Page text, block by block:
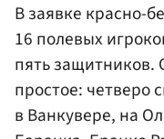
В заявке красно-
16 полевых
пять защитников.
простое: четверо
в Ванкувере, на